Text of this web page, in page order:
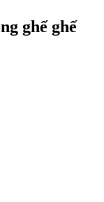
ghế ghế